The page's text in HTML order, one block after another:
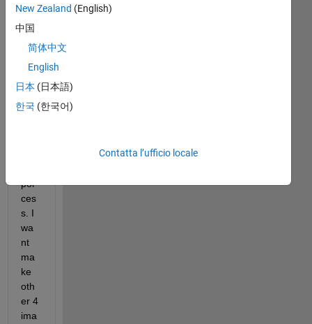
the
pict
of a
gra
y
ge
por
ces
s. I
wa
nt
ma
ke
oth
er 4
ima
New Zealand (English)
中国
简体中文
English
日本 (日本語)
한국 (한국어)
Contatta l’ufficio locale